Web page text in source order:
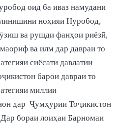
оид ба иваз намудани
ноҳияи Нуробод,
ва рушди фанҳои риёзӣ,
ва илм дар давраи то
сиёсати давлатии
барои давраи то
миллии
дар Ҷумҳурии Тоҷикистон
бораи лоиҳаи Барномаи